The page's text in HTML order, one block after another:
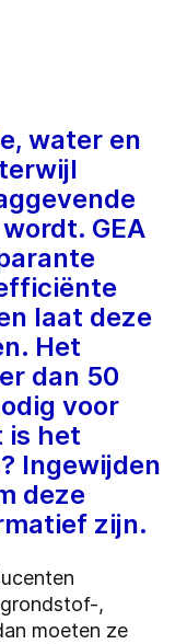
water en
GEA
laat deze
Het
dan 50
voor
is het
Ingewijden
deze
zijn.
,
moeten ze